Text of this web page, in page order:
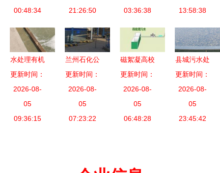
00:48:34
21:26:50
突破与成本
03:36:38
虑的3大因
13:58:38
水处理有机
硅消泡剂
一招毙掉生
化污水泡沫
更新时间：
2026-08-
05
09:36:15
兰州石化公
司污水处理
装置废气治
理路径与成
效分析
更新时间：
2026-08-
05
07:23:22
磁絮凝高校
一体化污水
处理系统
绿色校园的
智能之选
更新时间：
2026-08-
05
06:48:28
县城污水处
理工程投入
调试运营
治污能力再
上新台阶
更新时间：
2026-08-
05
23:45:42